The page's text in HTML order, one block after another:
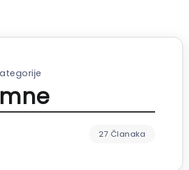
27 Članaka